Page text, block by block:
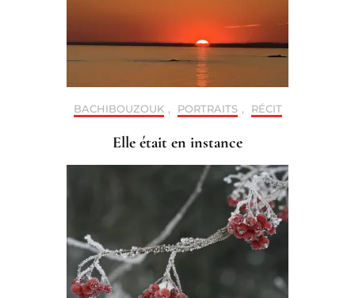
BACHIBOUZOUK , PORTRAITS , RÉCIT
Elle était en instance